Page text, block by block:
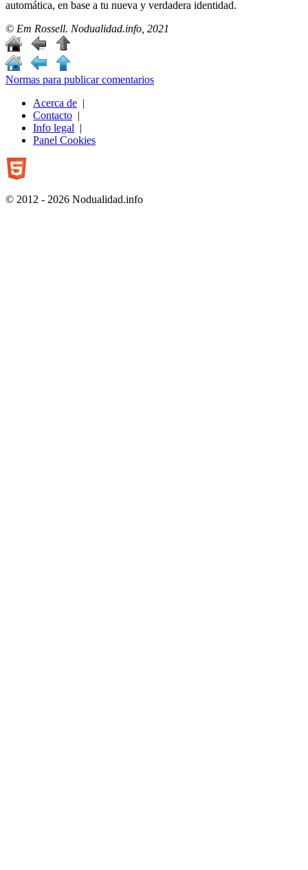
automática, en base a tu nueva y verdadera identidad.
© Em Rossell. Nodualidad.info, 2021
Normas para publicar comentarios
Acerca de |
Contacto |
Info legal |
Panel Cookies
© 2012 - 2026 Nodualidad.info